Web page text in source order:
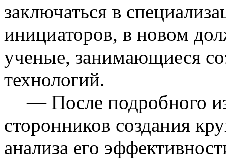
заключаться в
инициаторов, в новом
ученые, занимающиеся
технологий.
— После подробного
сторонников создания
анализа его